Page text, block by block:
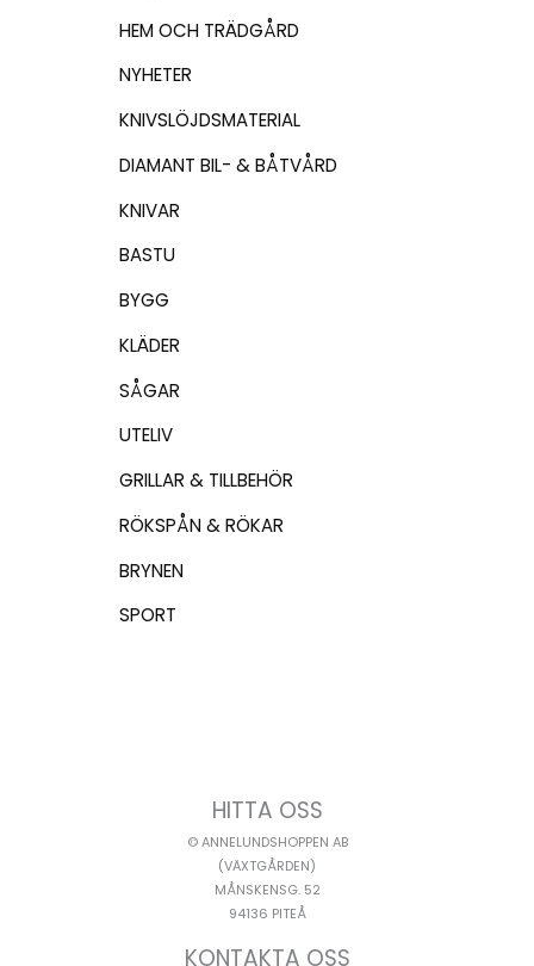
HEM OCH TRÄDGÅRD
NYHETER
KNIVSLÖJDSMATERIAL
DIAMANT BIL- & BÅTVÅRD
KNIVAR
BASTU
BYGG
KLÄDER
SÅGAR
UTELIV
GRILLAR & TILLBEHÖR
RÖKSPÅN & RÖKAR
BRYNEN
SPORT
HITTA OSS
© ANNELUNDSHOPPEN AB
(VÄXTGÅRDEN)
MÅNSKENSG. 52
94136 PITEÅ
KONTAKTA OSS